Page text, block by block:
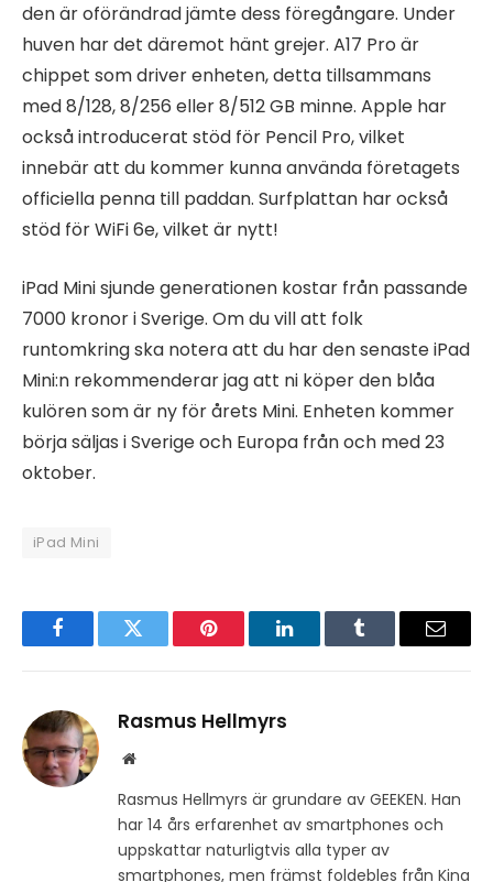
den är oförändrad jämte dess föregångare. Under
huven har det däremot hänt grejer. A17 Pro är
chippet som driver enheten, detta tillsammans
med 8/128, 8/256 eller 8/512 GB minne. Apple har
också introducerat stöd för Pencil Pro, vilket
innebär att du kommer kunna använda företagets
officiella penna till paddan. Surfplattan har också
stöd för WiFi 6e, vilket är nytt!
iPad Mini sjunde generationen kostar från passande
7000 kronor i Sverige. Om du vill att folk
runtomkring ska notera att du har den senaste iPad
Mini:n rekommenderar jag att ni köper den blåa
kulören som är ny för årets Mini. Enheten kommer
börja säljas i Sverige och Europa från och med 23
oktober.
iPad Mini
FacebookTwitter Pinterest LinkedInTumblr Email
Rasmus Hellmyrs
Website
Rasmus Hellmyrs är grundare av GEEKEN. Han
har 14 års erfarenhet av smartphones och
uppskattar naturligtvis alla typer av
smartphones, men främst foldebles från Kina